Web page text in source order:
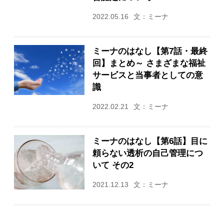
2022.05.16 文：ミーナ
ミーナのはなし【第7話・最終
回】まとめ～ さまざまな福祉
サービスと当事者としての意
識
2022.02.21 文：ミーナ
ミーナのはなし【第6話】目に
頼らない透析の自己管理につ
いて その2
2021.12.13 文：ミーナ